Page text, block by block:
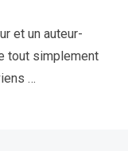
et un auteur-
tout simplement
…